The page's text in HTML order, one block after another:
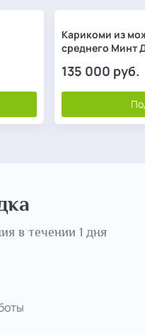
Карикоми из
среднего Минт
135 000 руб.
в течении 1 дня